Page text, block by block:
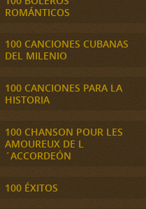
ROMÁNTICOS
100 CANCIONES CUBANAS
DEL MILENIO
100 CANCIONES PARA LA
HISTORIA
100 CHANSON POUR LES
AMOUREUX DE L
´ACCORDEÓN
100 ÉXITOS